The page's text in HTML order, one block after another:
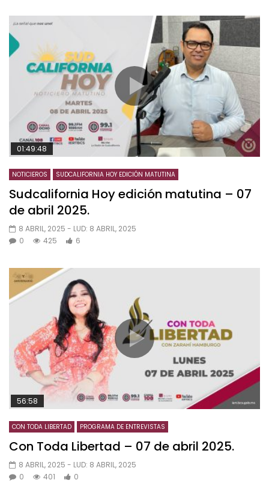
01:49:48
NOTICIEROS SUDCALIFORNIA HOY EDICIÓN MATUTINA
Sudcalifornia Hoy edición matutina – 07
de abril 2025.
8 ABRIL, 2025 - LUD: 8 ABRIL, 2025
0
425 6
56:58
CON TODA LIBERTAD PROGRAMA DE ENTREVISTAS
Con Toda Libertad – 07 de abril 2025.
8 ABRIL, 2025 - LUD: 8 ABRIL, 2025
0
401 0